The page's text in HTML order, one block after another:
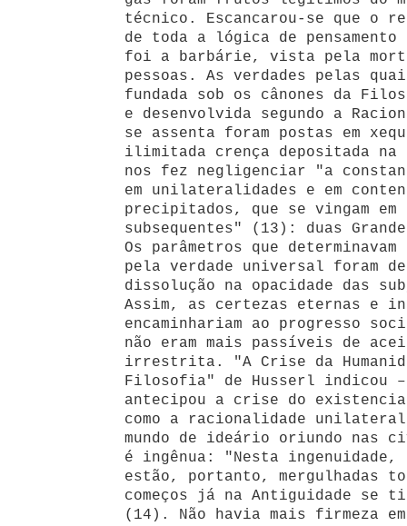
técnico. Escancarou-se que o
de toda a lógica de pensamento
foi a barbárie, vista pela
pessoas. As verdades pelas
fundada sob os cânones da
e desenvolvida segundo a
se assenta foram postas em
ilimitada crença depositada na
nos fez negligenciar "a
em unilateralidades e em
precipitados, que se vingam em
subsequentes" (13): duas
Os parâmetros que
pela verdade universal foram
dissolução na opacidade das
Assim, as certezas eternas e
encaminhariam ao progresso
não eram mais passíveis de
irrestrita. "A Crise da
Filosofia" de Husserl indicou
antecipou a crise do
como a racionalidade
mundo de ideário oriundo nas
é ingênua: "Nesta
estão, portanto, mergulhadas
começos já na Antiguidade se
(14). Não havia mais firmeza em